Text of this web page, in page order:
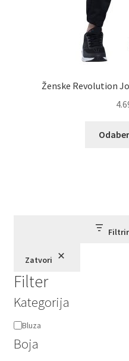
Ženske Revolution
Zatvori
Filter
Kategorija
Kategorija
Bluza
Boja